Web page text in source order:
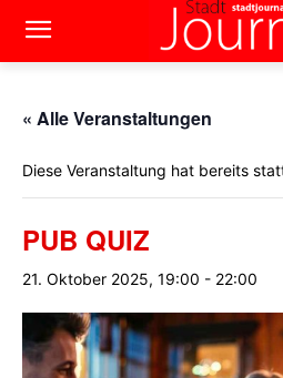
« Alle Veranstaltungen
Diese Veranstaltung hat bereits
PUB QUIZ
21. Oktober 2025, 19:00 - 22:00